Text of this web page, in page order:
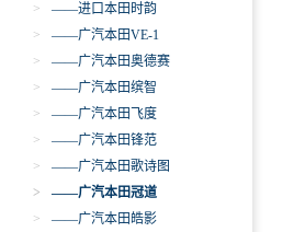
>
——进口本田时韵
>
——广汽本田VE-1
>
——广汽本田奥德赛
>
——广汽本田缤智
>
——广汽本田飞度
>
——广汽本田锋范
>
——广汽本田歌诗图
>
——广汽本田冠道
>
——广汽本田皓影